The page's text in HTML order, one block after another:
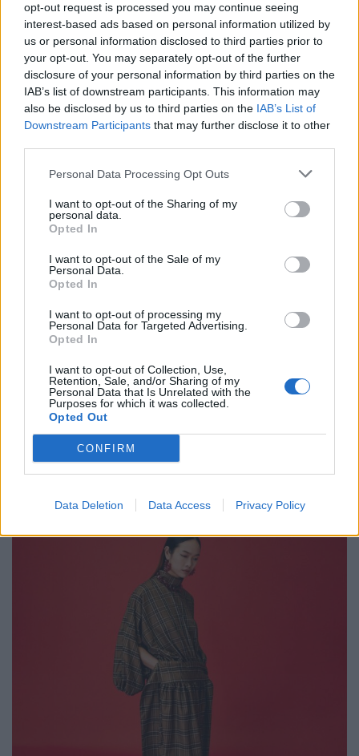
opt-out request is processed you may continue seeing
interest-based ads based on personal information utilized by
us or personal information disclosed to third parties prior to
your opt-out. You may separately opt-out of the further
disclosure of your personal information by third parties on the
IAB’s list of downstream participants. This information may
also be disclosed by us to third parties on the IAB’s List of
Downstream Participants that may further disclose it to other
Personal Data Processing Opt Outs
I want to opt-out of the Sharing of my
personal data.
Opted In
I want to opt-out of the Sale of my
Personal Data.
Opted In
I want to opt-out of processing my
Personal Data for Targeted Advertising.
Opted In
I want to opt-out of Collection, Use,
Retention, Sale, and/or Sharing of my
Personal Data that Is Unrelated with the
Purposes for which it was collected.
Opted Out
CONFIRM
Data Deletion Data Access Privacy Policy
WF:Für die Umstellung müssen einmal zwei Kollektionen
gleichzeitig fertig werden. Zudem muss die Produktion
jedes Mal rechtzeitig vor der Präsentation ankommen,
damit das Konzept aufgeht. Das ist für ein kleines Team
durchaus herausfordernd.
Was ist das Schwierige daran, See-Now-Buy-Now
langfristig umzusetzen, und worin liegen die Vorteile?
Ich arbeite gerne bis zum letzten Moment an der
Now entfällt. Das ist für mich eine große Umstellung. Der
Impuls, der von der Präsentation ausgeht, kann dadurch
aber viel intensiver ausgeschöpft werden. Wir probieren
gerne neue Konzepte aus. Wir werden sehen, wie sich
schwieriger und weshalb?
Möbel sind für mich persönlich schwieriger, weil mir
die handwerklichen Kenntnisse dazu fehlen. Mode lässt
sich für mich deutlich schneller, theoretisch auch durch
meine eigenen Hände, umsetzen, da ich darin ausgebildet
bin.